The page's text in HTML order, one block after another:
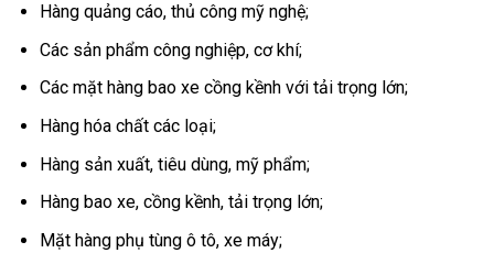
Hàng quảng cáo, thủ công mỹ nghệ;
Các sản phẩm công nghiệp, cơ khí;
Các mặt hàng bao xe cồng kềnh với tải trọng lớn;
Hàng hóa chất các loại;
Hàng sản xuất, tiêu dùng, mỹ phẩm;
Hàng bao xe, cồng kềnh, tải trọng lớn;
Mặt hàng phụ tùng ô tô, xe máy;